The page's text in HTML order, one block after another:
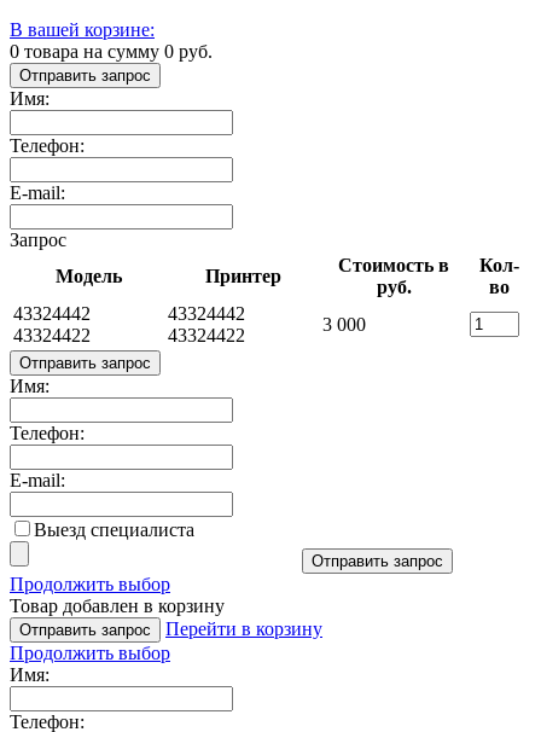
В вашей корзине:
0 товара на сумму 0 руб.
Отправить запрос
Имя:
Телефон:
E-mail:
Запрос
Модель
Принтер
Стоимость в
руб.
Кол-
во
43324442
43324422
43324442
43324422
3 000
Отправить запрос
Имя:
Телефон:
E-mail:
Выезд специалиста
Отправить запрос
Продолжить выбор
Товар добавлен в корзину
Отправить запрос
Перейти в корзину
Продолжить выбор
Имя:
Телефон: